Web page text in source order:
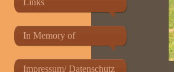
Links
In Memory of
Impressum/ Datenschutz